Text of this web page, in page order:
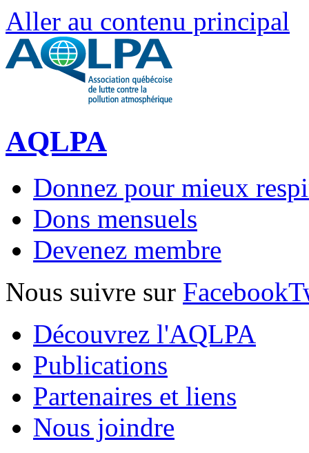
Aller au contenu principal
AQLPA
Donnez pour mieux
Dons mensuels
Devenez membre
Nous suivre sur Facebook
Découvrez l'AQLPA
Publications
Partenaires et liens
Nous joindre